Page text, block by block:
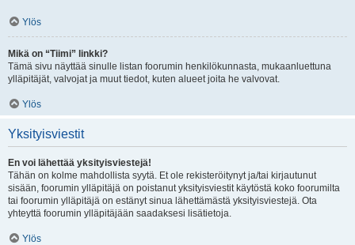
Ylös
Mikä on “Tiimi” linkki?
Tämä sivu näyttää sinulle listan foorumin henkilökunnasta, mukaanluettuna
ylläpitäjät, valvojat ja muut tiedot, kuten alueet joita he valvovat.
Ylös
Yksityisviestit
En voi lähettää yksityisviestejä!
Tähän on kolme mahdollista syytä. Et ole rekisteröitynyt ja/tai kirjautunut
sisään, foorumin ylläpitäjä on poistanut yksityisviestit käytöstä koko foorumilta
tai foorumin ylläpitäjä on estänyt sinua lähettämästä yksityisviestejä. Ota
yhteyttä foorumin ylläpitäjään saadaksesi lisätietoja.
Ylös